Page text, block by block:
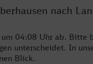
nach
04:08 Uhr ab. Bitte
unterscheidet. In
Blick.